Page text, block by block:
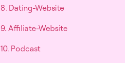
8. Dating-Website
9. Affiliate-Website
10. Podcast